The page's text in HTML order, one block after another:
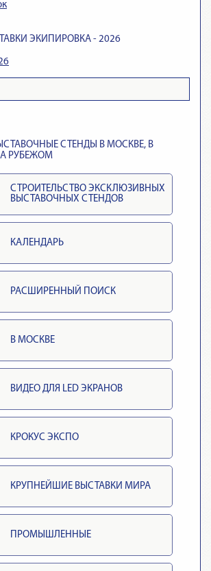
ЭКИПИРОВКА - 2026
СТЕНДЫ В МОСКВЕ, В
РУБЕЖОМ
СТРОИТЕЛЬСТВО ЭКСКЛЮЗИВНЫХ
ВЫСТАВОЧНЫХ СТЕНДОВ
КАЛЕНДАРЬ
РАСШИРЕННЫЙ ПОИСК
В МОСКВЕ
ВИДЕО ДЛЯ LED ЭКРАНОВ
КРОКУС ЭКСПО
КРУПНЕЙШИЕ ВЫСТАВКИ МИРА
ПРОМЫШЛЕННЫЕ